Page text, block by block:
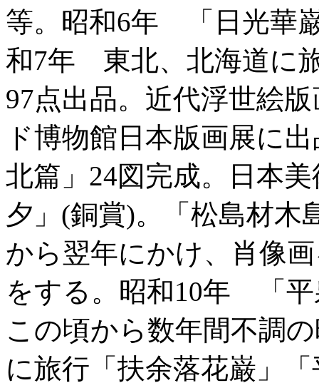
等。昭和6年 「日光華
和7年 東北、北海道に
97点出品。近代浮世絵
ド博物館日本版画展に
北篇」24図完成。日本
夕」(銅賞)。「松島材木
から翌年にかけ、肖像
をする。昭和10年 「平
この頃から数年間不調
に旅行「扶余落花巌」